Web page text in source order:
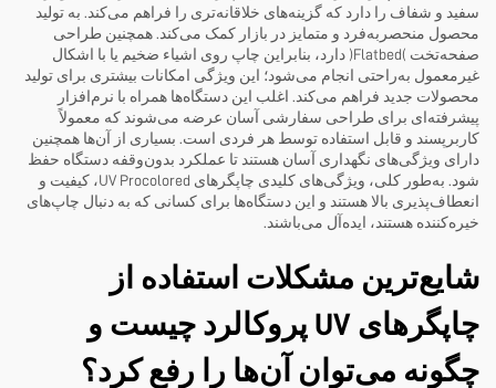
سفید و شفاف را دارد که گزینه‌های خلاقانه‌تری را فراهم می‌کند. به تولید
محصول منحصربه‌فرد و متمایز در بازار کمک می‌کند. همچنین طراحی
صفحه‌تخت (Flatbed) دارد، بنابراین چاپ روی اشیاء ضخیم یا با اشکال
غیرمعمول به‌راحتی انجام می‌شود؛ این ویژگی امکانات بیشتری برای تولید
محصولات جدید فراهم می‌کند. اغلب این دستگاه‌ها همراه با نرم‌افزار
پیشرفته‌ای برای طراحی سفارشی آسان عرضه می‌شوند که معمولاً
کاربرپسند و قابل استفاده توسط هر فردی است. بسیاری از آن‌ها همچنین
دارای ویژگی‌های نگهداری آسان هستند تا عملکرد بدون‌وقفه دستگاه حفظ
شود. به‌طور کلی، ویژگی‌های کلیدی چاپگرهای UV Procolored، کیفیت و
انعطاف‌پذیری بالا هستند و این دستگاه‌ها برای کسانی که به دنبال چاپ‌های
خیره‌کننده هستند، ایده‌آل می‌باشند.
شایع‌ترین مشکلات استفاده از
چاپگرهای UV پروکالرد چیست و
چگونه می‌توان آن‌ها را رفع کرد؟